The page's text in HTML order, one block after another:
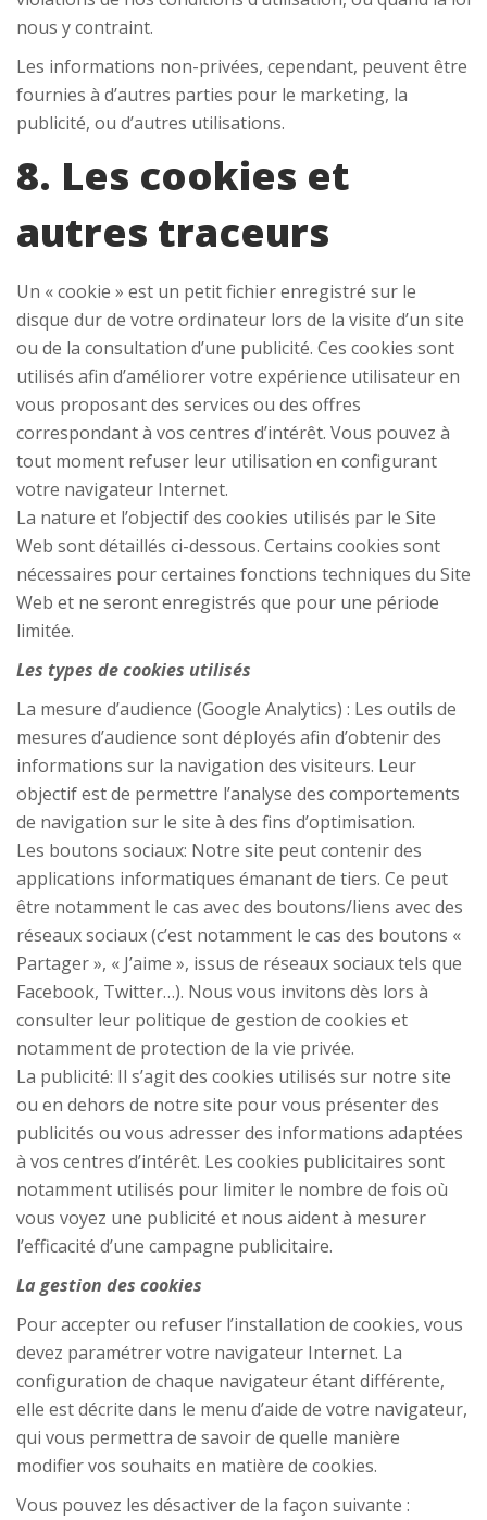
nous y contraint.
Les informations non-privées, cependant, peuvent être
fournies à d’autres parties pour le marketing, la
publicité, ou d’autres utilisations.
8. Les cookies et
autres traceurs
Un « cookie » est un petit fichier enregistré sur le
disque dur de votre ordinateur lors de la visite d’un site
ou de la consultation d’une publicité. Ces cookies sont
utilisés afin d’améliorer votre expérience utilisateur en
vous proposant des services ou des offres
correspondant à vos centres d’intérêt. Vous pouvez à
tout moment refuser leur utilisation en configurant
votre navigateur Internet.
La nature et l’objectif des cookies utilisés par le Site
Web sont détaillés ci-dessous. Certains cookies sont
nécessaires pour certaines fonctions techniques du Site
Web et ne seront enregistrés que pour une période
limitée.
Les types de cookies utilisés
La mesure d’audience (Google Analytics) : Les outils de
mesures d’audience sont déployés afin d’obtenir des
informations sur la navigation des visiteurs. Leur
objectif est de permettre l’analyse des comportements
de navigation sur le site à des fins d’optimisation.
Les boutons sociaux: Notre site peut contenir des
applications informatiques émanant de tiers. Ce peut
être notamment le cas avec des boutons/liens avec des
réseaux sociaux (c’est notamment le cas des boutons «
Partager », « J’aime », issus de réseaux sociaux tels que
Facebook, Twitter…). Nous vous invitons dès lors à
consulter leur politique de gestion de cookies et
notamment de protection de la vie privée.
La publicité: Il s’agit des cookies utilisés sur notre site
ou en dehors de notre site pour vous présenter des
publicités ou vous adresser des informations adaptées
à vos centres d’intérêt. Les cookies publicitaires sont
notamment utilisés pour limiter le nombre de fois où
vous voyez une publicité et nous aident à mesurer
l’efficacité d’une campagne publicitaire.
La gestion des cookies
Pour accepter ou refuser l’installation de cookies, vous
devez paramétrer votre navigateur Internet. La
configuration de chaque navigateur étant différente,
elle est décrite dans le menu d’aide de votre navigateur,
qui vous permettra de savoir de quelle manière
modifier vos souhaits en matière de cookies.
Vous pouvez les désactiver de la façon suivante :